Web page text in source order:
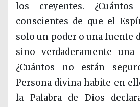
los creyentes.
conscientes de que el
solo un poder o una fuente
sino verdaderamente una
¿Cuántos no están
Persona divina habite en
la Palabra de Dios